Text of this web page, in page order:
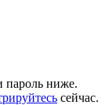
пароль ниже.
сейчас.